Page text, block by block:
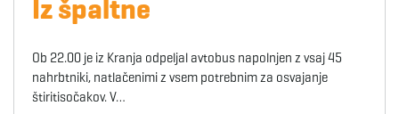
Iz špaltne
Ob 22.00 je iz Kranja odpeljal avtobus napolnjen z vsaj 45
nahrbtniki, natlačenimi z vsem potrebnim za osvajanje
štiritisočakov. V…